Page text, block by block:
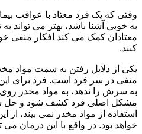
وقتی که یک فرد معتاد با عواقب
به خوبی آشنا باشد، بهتر می تواند
معتادان کمک می کند افکار منفی
کنند.
یکی از دلایل رفتن به سمت مواد
منفی در سر فرد است. فرد برای این
به سرش را ندهد، به مواد مخدر
مشکل اصلی فرد کشف شود و حل
استفاده از مواد مخدر نمی بیند، از
خواهد بود. در واقع با این درمان